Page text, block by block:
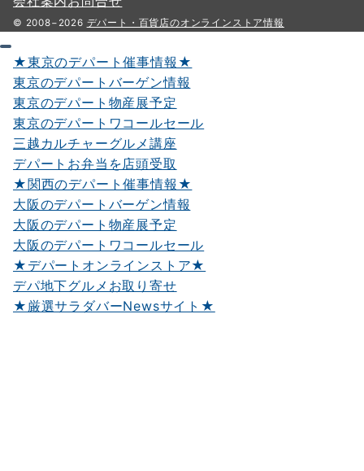
© 2008−2026 デパート・百貨店のオンラインストア情報
★東京のデパート催事情報★
東京のデパートバーゲン情報
東京のデパート物産展予定
東京のデパートワコールセール
三越カルチャーグルメ講座
デパートお弁当を店頭受取
★関西のデパート催事情報★
大阪のデパートバーゲン情報
大阪のデパート物産展予定
大阪のデパートワコールセール
★デパートオンラインストア★
デパ地下グルメお取り寄せ
★厳選サラダバーNewsサイト★